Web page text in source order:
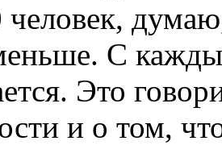
человек,
С
Это
и о том,